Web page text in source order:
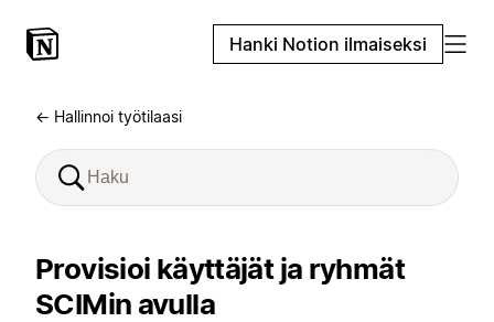
Hanki Notion ilmaiseksi
← Hallinnoi työtilaasi
Provisioi käyttäjät ja ryhmät
SCIMin avulla